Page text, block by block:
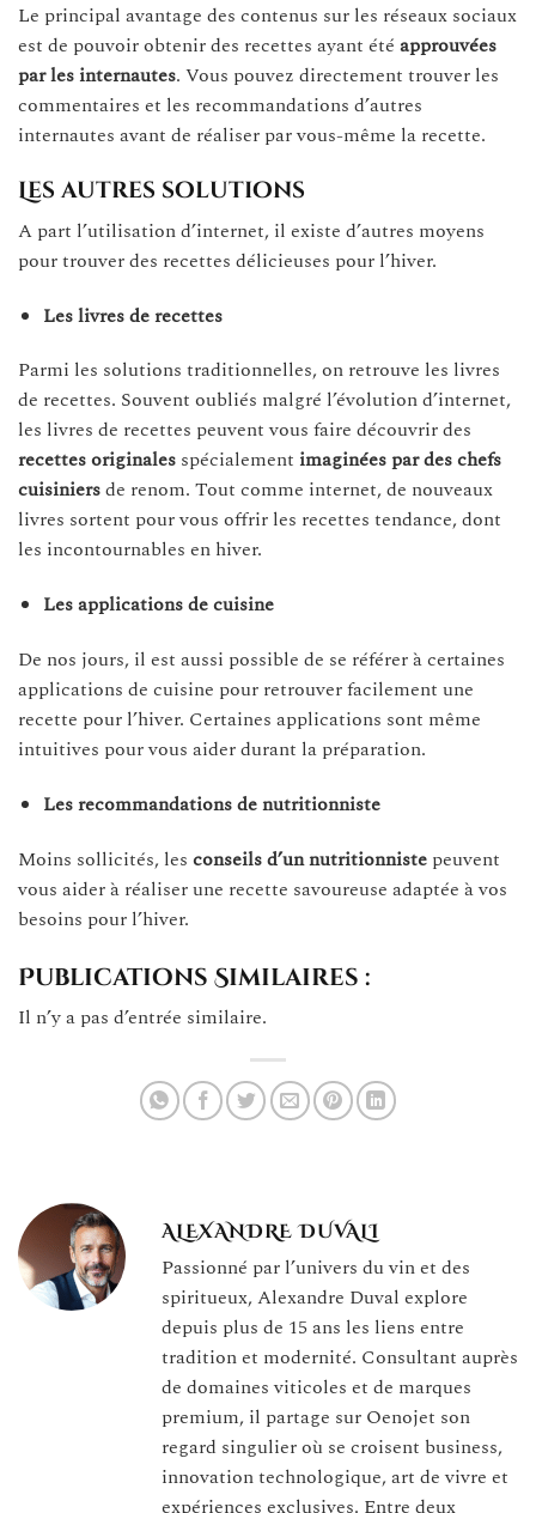
Le principal avantage des contenus sur les réseaux sociaux
est de pouvoir obtenir des recettes ayant été approuvées
par les internautes. Vous pouvez directement trouver les
commentaires et les recommandations d’autres
internautes avant de réaliser par vous-même la recette.
Les autres solutions
A part l’utilisation d’internet, il existe d’autres moyens
pour trouver des recettes délicieuses pour l’hiver.
Les livres de recettes
Parmi les solutions traditionnelles, on retrouve les livres
de recettes. Souvent oubliés malgré l’évolution d’internet,
les livres de recettes peuvent vous faire découvrir des
recettes originales spécialement imaginées par des chefs
cuisiniersde renom. Tout comme internet, de nouveaux
livres sortent pour vous offrir les recettes tendance, dont
les incontournables en hiver.
Les applications de cuisine
De nos jours, il est aussi possible de se référer à certaines
applications de cuisine pour retrouver facilement une
recette pour l’hiver. Certaines applications sont même
intuitives pour vous aider durant la préparation.
Les recommandations de nutritionniste
Moins sollicités, les conseils d’un nutritionniste peuvent
vous aider à réaliser une recette savoureuse adaptée à vos
besoins pour l’hiver.
Publications Similaires :
Il n’y a pas d’entrée similaire.
ALEXANDRE DUVALI
Passionné par l’univers du vin et des
spiritueux, Alexandre Duval explore
depuis plus de 15 ans les liens entre
tradition et modernité. Consultant auprès
de domaines viticoles et de marques
premium, il partage sur Oenojet son
regard singulier où se croisent business,
innovation technologique, art de vivre et